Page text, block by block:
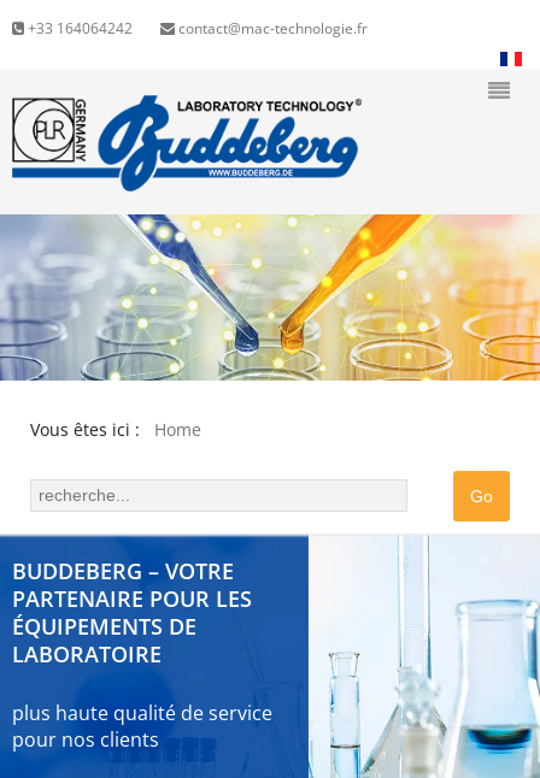
+33 164064242 contact@mac-technologie.fr
Vous êtes ici : Home
BUDDEBERG – VOTRE
PARTENAIRE POUR LES
ÉQUIPEMENTS DE
LABORATOIRE
plus haute qualité de service
pour nos clients